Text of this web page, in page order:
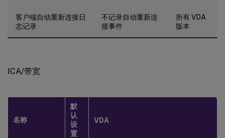
客户端自动重新连接日
志记录
不记录自动重新连
接事件
所有 VDA
版本
ICA/带宽
名称
默
认
设
置
VDA